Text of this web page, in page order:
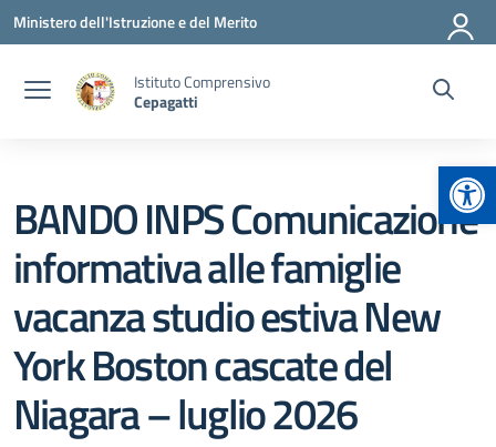
Vai ai contenuti
Vai al menu di navigazione
Vai al footer
Ministero dell'Istruzione e del Merito
Istituto Comprensivo
Cepagatti
BANDO INPS Comunicazione
informativa alle famiglie
vacanza studio estiva New
York Boston cascate del
Niagara – luglio 2026